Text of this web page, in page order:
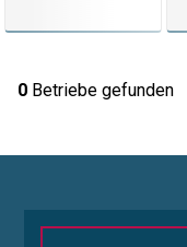
0Betriebe gefunden